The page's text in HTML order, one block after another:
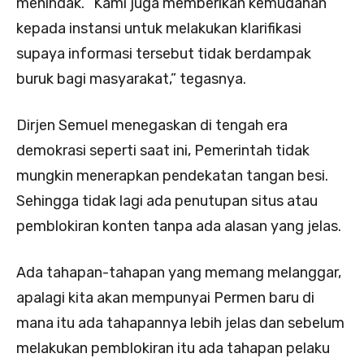
kepada instansi untuk melakukan klarifikasi
supaya informasi tersebut tidak berdampak
buruk bagi masyarakat,” tegasnya.
Dirjen Semuel menegaskan di tengah era
demokrasi seperti saat ini, Pemerintah tidak
mungkin menerapkan pendekatan tangan besi.
Sehingga tidak lagi ada penutupan situs atau
pemblokiran konten tanpa ada alasan yang jelas.
Ada tahapan-tahapan yang memang melanggar,
apalagi kita akan mempunyai Permen baru di
mana itu ada tahapannya lebih jelas dan sebelum
melakukan pemblokiran itu ada tahapan pelaku